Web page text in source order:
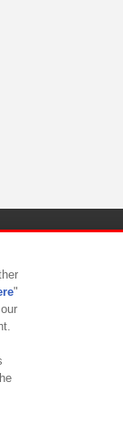
針
"